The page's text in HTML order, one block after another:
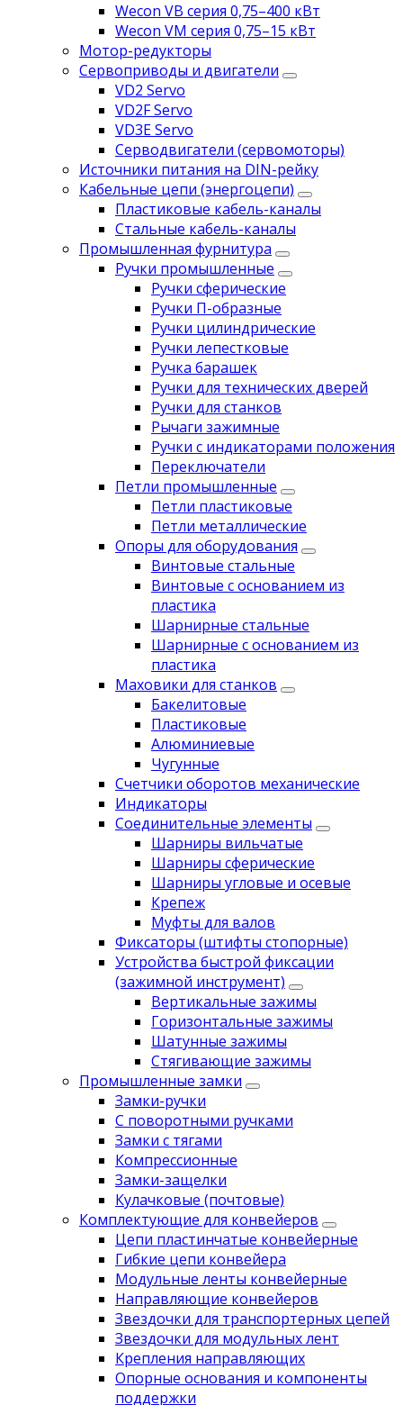
Wecon VB серия 0,75–400 кВт
Wecon VM серия 0,75–15 кВт
Мотор-редукторы
Сервоприводы и двигатели
VD2 Servo
VD2F Servo
VD3E Servo
Серводвигатели (сервомоторы)
Источники питания на DIN-рейку
Кабельные цепи (энергоцепи)
Пластиковые кабель-каналы
Стальные кабель-каналы
Промышленная фурнитура
Ручки промышленные
Ручки сферические
Ручки П-образные
Ручки цилиндрические
Ручки лепестковые
Ручка барашек
Ручки для технических дверей
Ручки для станков
Рычаги зажимные
Ручки с индикаторами положения
Переключатели
Петли промышленные
Петли пластиковые
Петли металлические
Опоры для оборудования
Винтовые стальные
Винтовые с основанием из
пластика
Шарнирные стальные
Шарнирные с основанием из
пластика
Маховики для станков
Бакелитовые
Пластиковые
Алюминиевые
Чугунные
Счетчики оборотов механические
Индикаторы
Соединительные элементы
Шарниры вильчатые
Шарниры сферические
Шарниры угловые и осевые
Крепеж
Муфты для валов
Фиксаторы (штифты стопорные)
Устройства быстрой фиксации
(зажимной инструмент)
Вертикальные зажимы
Горизонтальные зажимы
Шатунные зажимы
Стягивающие зажимы
Промышленные замки
Замки-ручки
С поворотными ручками
Замки с тягами
Компрессионные
Замки-защелки
Кулачковые (почтовые)
Комплектующие для конвейеров
Цепи пластинчатые конвейерные
Гибкие цепи конвейера
Модульные ленты конвейерные
Направляющие конвейеров
Звездочки для транспортерных цепей
Звездочки для модульных лент
Крепления направляющих
Опорные основания и компоненты
поддержки